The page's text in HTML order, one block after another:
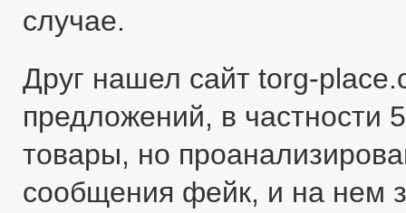
случае.
Друг нашел сайт torg-
предложений, в частности
товары, но
сообщения фейк, и на нем